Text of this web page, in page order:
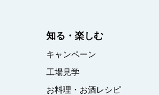
知る・楽しむ
キャンペーン
工場見学
お料理・お酒レシピ